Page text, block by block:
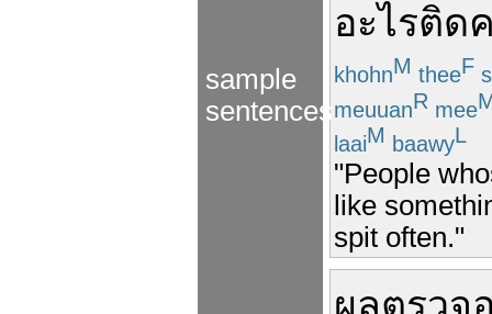
sample
sentences
อะไรติด
khohnM theeF
meuuanR mee
laaiM baawyL
"People
like
spit often."
ผลตรวจ